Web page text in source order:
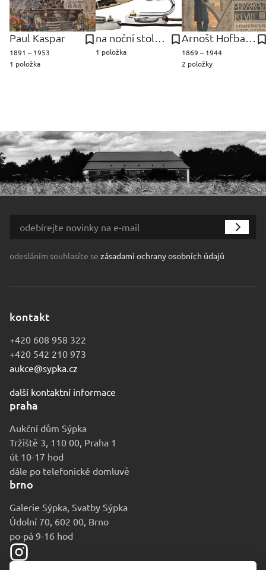
Paul Kaspar
1891 – 1953
1 položka
na noční stolek - ks Lampičky
1 položka
Arnošt Hofbauer
1869 – 1944
2 položky
odesláním souhlasíte se zásadami ochrany osobních údajů
kontakt
+420 608 958 322
+420 542 210 973
aukce@sypka.cz
další kontaktní informace
praha
Aukční dům Sýpka
Tržiště 3, 110 00, Praha 1
út 10-17 hod
dále po telefonické domluvě
brno
Galerie Sýpka, Svatby Sýpka
Údolní 70, 602 00, Brno
po-pá 9-16 hod